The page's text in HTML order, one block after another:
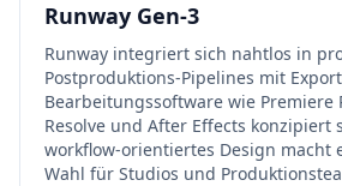
Runway Gen-3
Runway integriert sich nahtlos in
Postproduktions-Pipelines mit
Bearbeitungssoftware wie Premiere
Resolve und After Effects konzipiert
workflow-orientiertes Design macht
Wahl für Studios und